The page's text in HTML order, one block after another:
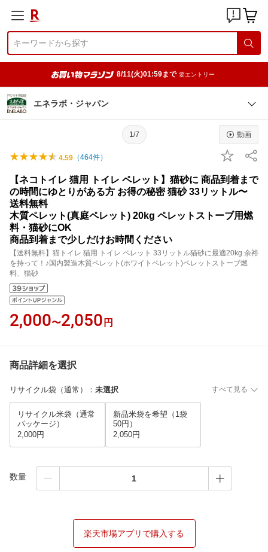
8/11(火)01:59まで 要エントリー
エネラボ・ジャパン
1/7 動画
4.59 （464件）
【ネコトイレ 猫用 トイレ ペレット】猫砂に 商品到着まで
の時間にゆとりがある方 お得の秘密 猫砂 33リットル〜
送料無料
木質ペレット(真庭ペレット) 20kg ペレットストーブ用燃
料・猫砂にOK
商品到着まで少しだけお時間ください
【送料無料】猫トイレ 猫用 トイレ ペレット 33リットル猫砂に最適20kg 余裕
を持って！♪国内製造木質ペレット(ホワイトペレット)ペレットストーブ燃
料、猫砂
2,000〜2,050 円
商品詳細を選択
リサイクル袋（通常） ： 未選択 すべて見る
リサイクル米袋（通常
パッケージ）
2,000円
新品米袋を希望（1袋
50円）
2,050円
数量
楽天市場アプリで購入する